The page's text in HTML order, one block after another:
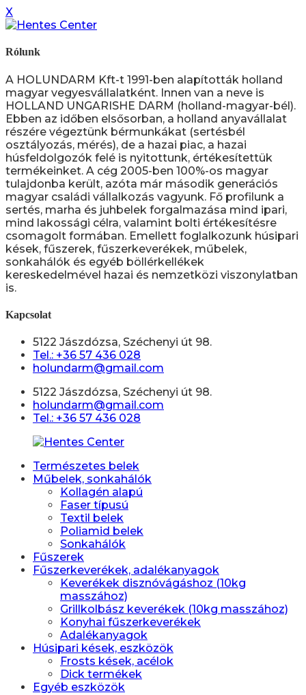
X
Rólunk
A HOLUNDARM Kft-t 1991-ben alapították holland
magyar vegyesvállalatként. Innen van a neve is
HOLLAND UNGARISHE DARM (holland-magyar-bél).
Ebben az időben elsősorban, a holland anyavállalat
részére végeztünk bérmunkákat (sertésbél
osztályozás, mérés), de a hazai piac, a hazai
húsfeldolgozók felé is nyitottunk, értékesítettük
termékeinket. A cég 2005-ben 100%-os magyar
tulajdonba került, azóta már második generációs
magyar családi vállalkozás vagyunk. Fő profilunk a
sertés, marha és juhbelek forgalmazása mind ipari,
mind lakossági célra, valamint bolti értékesítésre
csomagolt formában. Emellett foglalkozunk húsipari
kések, fűszerek, fűszerkeverékek, műbelek,
sonkahálók és egyéb böllérkellékek
kereskedelmével hazai és nemzetközi viszonylatban
is.
Kapcsolat
5122 Jászdózsa, Széchenyi út 98.
Tel.: +36 57 436 028
holundarm@gmail.com
5122 Jászdózsa, Széchenyi út 98.
holundarm@gmail.com
Tel.: +36 57 436 028
Természetes belek
Műbelek, sonkahálók
Kollagén alapú
Faser típusú
Textil belek
Poliamid belek
Sonkahálók
Fűszerek
Fűszerkeverékek, adalékanyagok
Keverékek disznóvágáshoz (10kg
masszához)
Grillkolbász keverékek (10kg masszához)
Konyhai fűszerkeverékek
Adalékanyagok
Húsipari kések, eszközök
Frosts kések, acélok
Dick termékek
Egyéb eszközök